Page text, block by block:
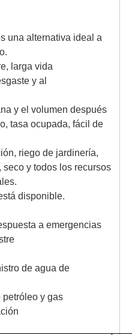
una alternativa ideal a
larga vida
y al
y el volumen después
tasa ocupada, fácil de
riego de jardinería,
y todos los recursos
disponible.
a emergencias
de agua de
y gas